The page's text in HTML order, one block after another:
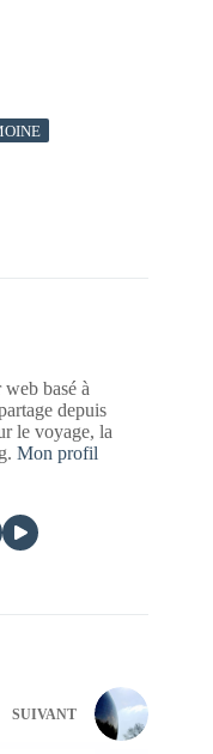
basé à
depuis
le voyage, la
Mon profil
SUIVANT